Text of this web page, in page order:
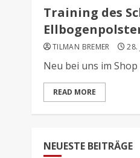
Training des
TILMAN BREMER 28.
Neu bei uns im
READ MORE
NEUESTE BEITRÄGE